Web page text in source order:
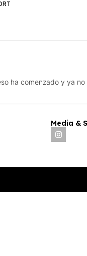
ha comenzado y ya
Media &